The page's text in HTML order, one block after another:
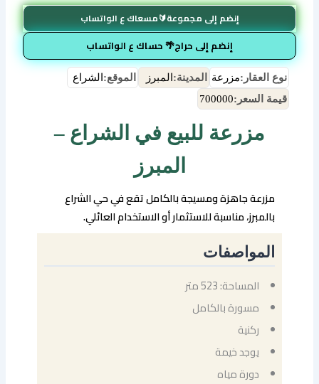
إنضم إلى مجموعة🔰مسعاك ع الواتساب
إنضم إلى حراج🌴 حساك ع الواتساب
نوع العقار:مزرعة المدينة: المبرز الموقع: الشراع
قيمة السعر:700000
مزرعة للبيع في الشراع –
المبرز
مزرعة جاهزة ومسيجة بالكامل تقع في حي الشراع
بالمبرز، مناسبة للاستثمار أو الاستخدام العائلي.
المواصفات
المساحة: 523 متر
مسورة بالكامل
ركنية
يوجد خيمة
دورة مياه